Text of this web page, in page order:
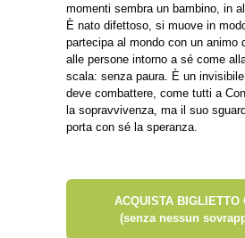
momenti sembra un bambino, in
È nato difettoso, si muove in
partecipa al mondo con un animo
alle persone intorno a sé come
scala: senza paura. È un
deve combattere, come tutti a
la sopravvivenza, ma il suo
porta con sé la speranza.
ACQUISTA BIGLIETTO
(senza nessun